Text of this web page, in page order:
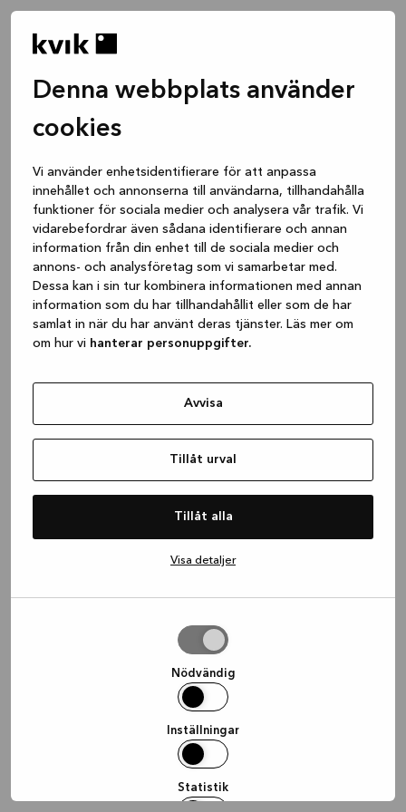
Denna webbplats använder
cookies
Vi använder enhetsidentifierare för att anpassa
innehållet och annonserna till användarna, tillhandahålla
funktioner för sociala medier och analysera vår trafik. Vi
vidarebefordrar även sådana identifierare och annan
information från din enhet till de sociala medier och
annons- och analysföretag som vi samarbetar med.
Dessa kan i sin tur kombinera informationen med annan
information som du har tillhandahållit eller som de har
samlat in när du har använt deras tjänster. Läs mer om
om hur vi hanterar personuppgifter.
Avvisa
Tillåt urval
Tillåt alla
Visa detaljer
Nödvändig
Inställningar
Statistik
(see the browser console for more
information).